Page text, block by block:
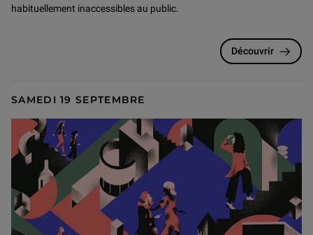
habituellement inaccessibles au public.
Découvrir
SAMEDI 19 SEPTEMBRE